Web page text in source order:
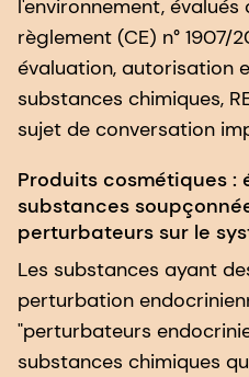
l'environnement,
règlement (CE) n°
évaluation, autorisation
substances chimiques,
sujet de conversation
Produits cosmétiques :
substances
perturbateurs sur le
Les substances ayant
perturbation
"perturbateurs
substances chimiques